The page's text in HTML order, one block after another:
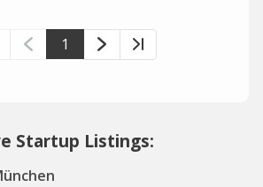
1
Startup Listings: